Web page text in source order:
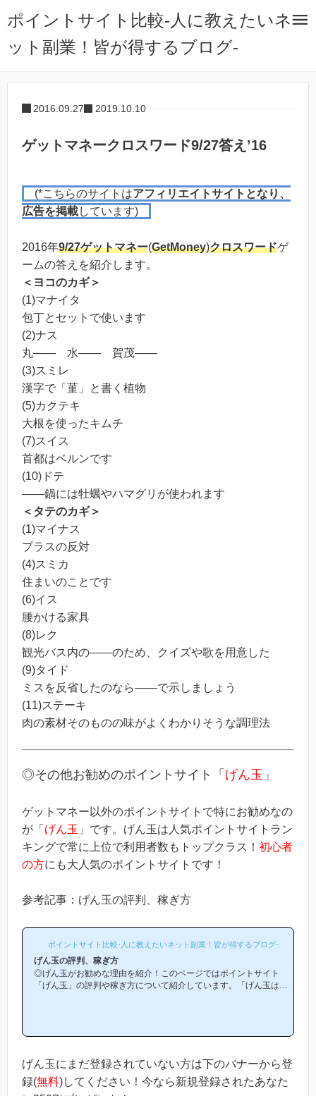
ポイントサイト比較-人に教えたいネ
ット副業！皆が得するブログ-
2016.09.27 2019.10.10
ゲットマネークロスワード9/27答え’16
(*こちらのサイトはアフィリエイトサイトとなり、
広告を掲載しています)
2016年9/27ゲットマネー(GetMoney)クロスワードゲ
ームの答えを紹介します。
＜ヨコのカギ＞
(1)マナイタ
包丁とセットで使います
(2)ナス
丸―― 水―― 賀茂――
(3)スミレ
漢字で「菫」と書く植物
(5)カクテキ
大根を使ったキムチ
(7)スイス
首都はベルンです
(10)ドテ
――鍋には牡蠣やハマグリが使われます
＜タテのカギ＞
(1)マイナス
プラスの反対
(4)スミカ
住まいのことです
(6)イス
腰かける家具
(8)レク
観光バス内の――のため、クイズや歌を用意した
(9)タイド
ミスを反省したのなら――で示しましょう
(11)ステーキ
肉の素材そのものの味がよくわかりそうな調理法
◎その他お勧めのポイントサイト「 げん玉 」
ゲットマネー以外のポイントサイトで特にお勧めなの
が「 げん玉 」です。げん玉は人気ポイントサイトラン
キングで常に上位で利用者数もトップクラス！ 初心者
の方にも大人気のポイントサイトです！
参考記事：げん玉の評判、稼ぎ方
ポイントサイト比較-人に教えたいネット副業！皆が得するブログ-
げん玉の評判、稼ぎ方
◎げん玉がお勧めな理由を紹介！このページではポイントサイト
「げん玉」の評判や稼ぎ方について紹介しています。「げん玉は他
も簡単にお小遣い稼ぎができる「王道のポイントサイト」です！当
ページからげん玉への...
げん玉にまだ登録されていない方は下のバナーから登
録(無料)してください！今なら新規登録されたあなた